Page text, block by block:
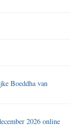
Boeddha van
2026 online